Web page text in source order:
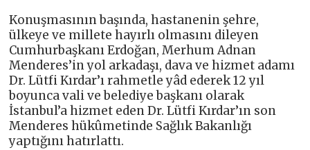
Konuşmasının başında, hastanenin şehre,
ülkeye ve millete hayırlı olmasını dileyen
Cumhurbaşkanı Erdoğan, Merhum Adnan
Menderes’in yol arkadaşı, dava ve hizmet adamı
Dr. Lütfi Kırdar’ı rahmetle yâd ederek 12 yıl
boyunca vali ve belediye başkanı olarak
İstanbul’a hizmet eden Dr. Lütfi Kırdar’ın son
Menderes hükûmetinde Sağlık Bakanlığı
yaptığını hatırlattı.